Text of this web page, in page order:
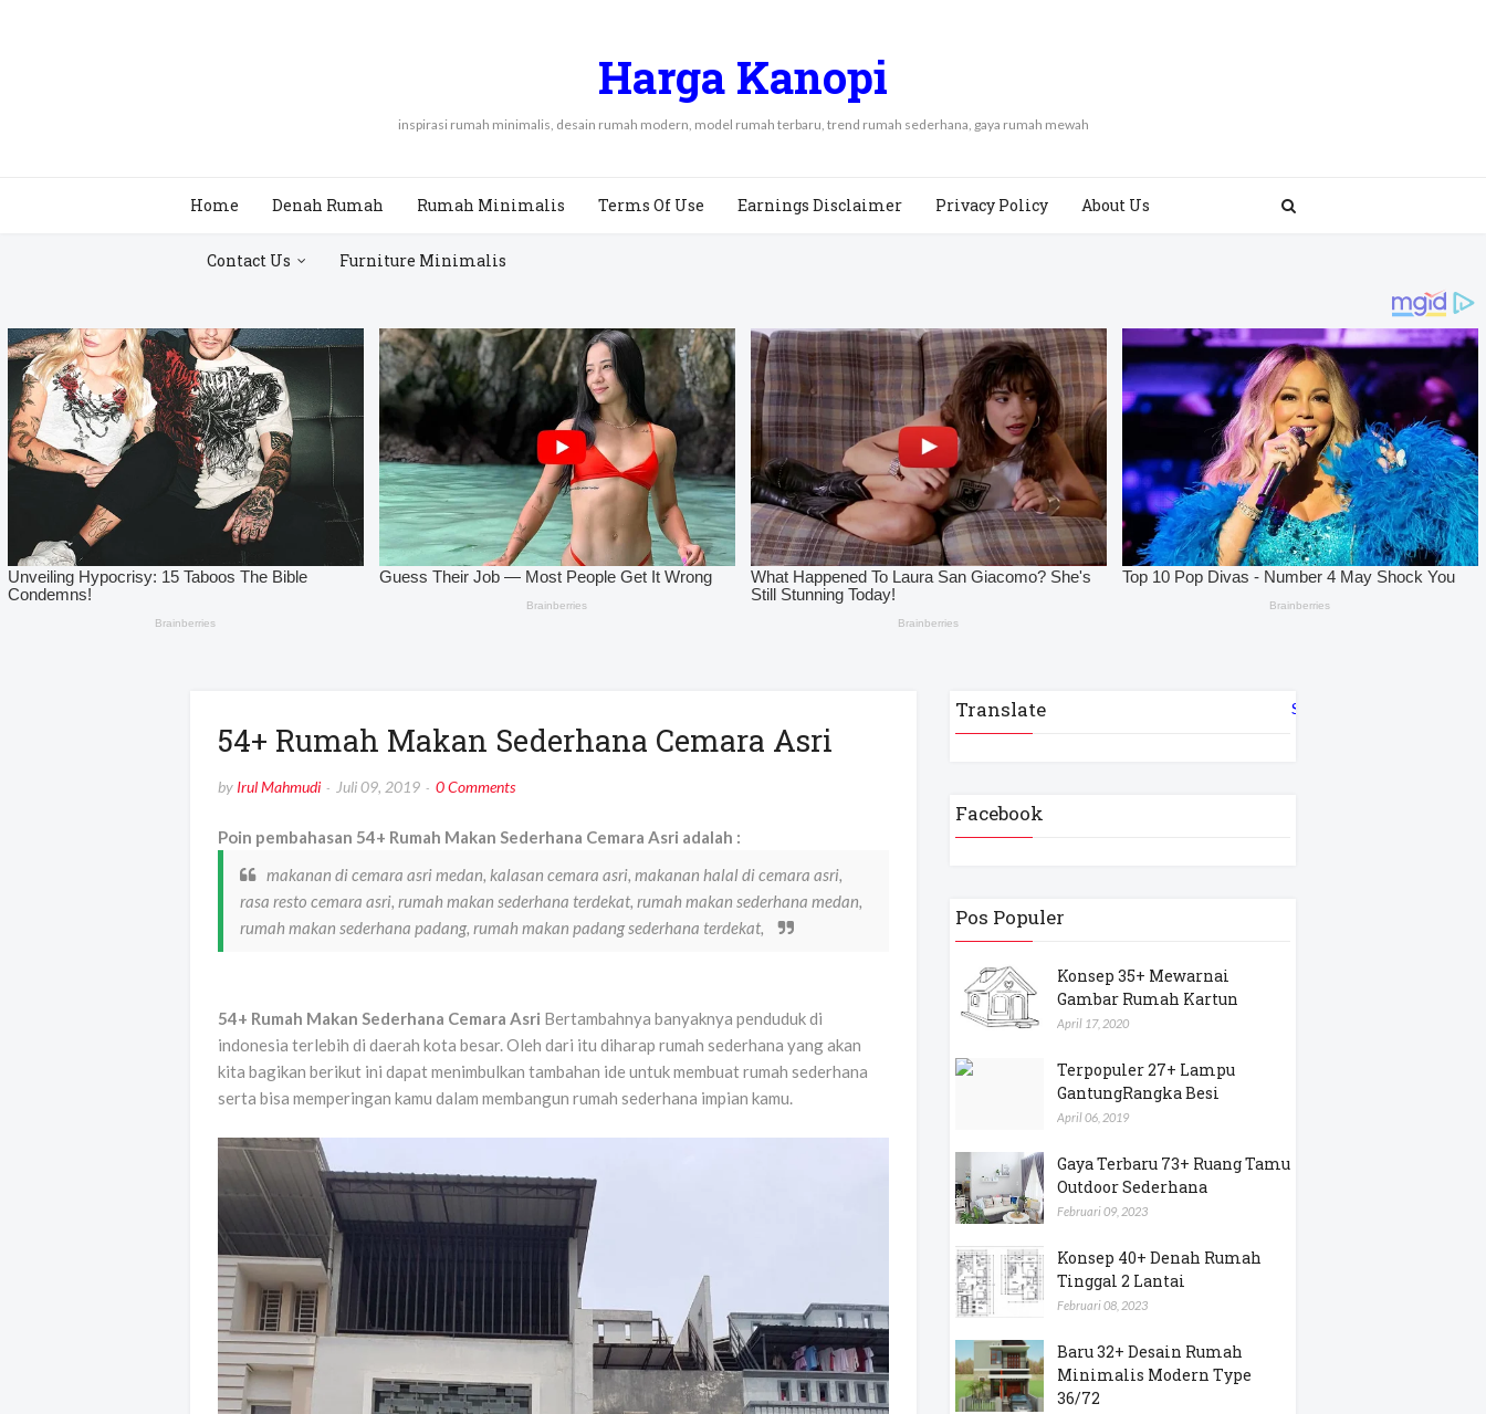
Harga Kanopi
inspirasi rumah minimalis, desain rumah modern, model rumah terbaru, trend rumah sederhana, gaya rumah mewah
Home Denah Rumah Rumah Minimalis Terms Of Use Earnings Disclaimer Privacy Policy About Us
Contact Us Furniture Minimalis
54+ Rumah Makan Sederhana Cemara Asri
by Irul Mahmudi Juli 09, 2019 0 Comments
Poin pembahasan 54+ Rumah Makan Sederhana Cemara Asri adalah :
makanan di cemara asri medan, kalasan cemara asri, makanan halal di cemara asri,
rasa resto cemara asri, rumah makan sederhana terdekat, rumah makan sederhana medan,
rumah makan sederhana padang, rumah makan padang sederhana terdekat,
54+ Rumah Makan Sederhana Cemara Asri Bertambahnya banyaknya penduduk di
indonesia terlebih di daerah kota besar. Oleh dari itu diharap rumah sederhana yang akan
kita bagikan berikut ini dapat menimbulkan tambahan ide untuk membuat rumah sederhana
serta bisa memperingan kamu dalam membangun rumah sederhana impian kamu.
Translate Select Language
Facebook
Pos Populer
Konsep 35+ Mewarnai
Gambar Rumah Kartun
April 17, 2020
Terpopuler 27+ Lampu
GantungRangka Besi
April 06, 2019
Gaya Terbaru 73+ Ruang Tamu
Outdoor Sederhana
Februari 09, 2023
Konsep 40+ Denah Rumah
Tinggal 2 Lantai
Februari 08, 2023
Baru 32+ Desain Rumah
Minimalis Modern Type
36/72